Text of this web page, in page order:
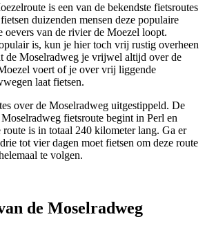
is een van de bekendste fietsroutes
duizenden mensen deze populaire
oevers van de rivier de Moezel loopt.
is, kun je hier toch vrij rustig overheen
de Moselradweg je vrijwel altijd over de
voert of je over vrij liggende
laat fietsen.
over de Moselradweg uitgestippeld. De
fietsroute begint in Perl en
is in totaal 240 kilometer lang. Ga er
tot vier dagen moet fietsen om deze route
te volgen.
de Moselradweg